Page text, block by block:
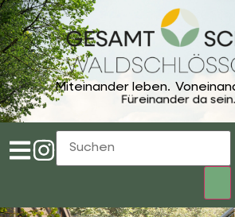
Miteinander leben.
Füreinander da sein.